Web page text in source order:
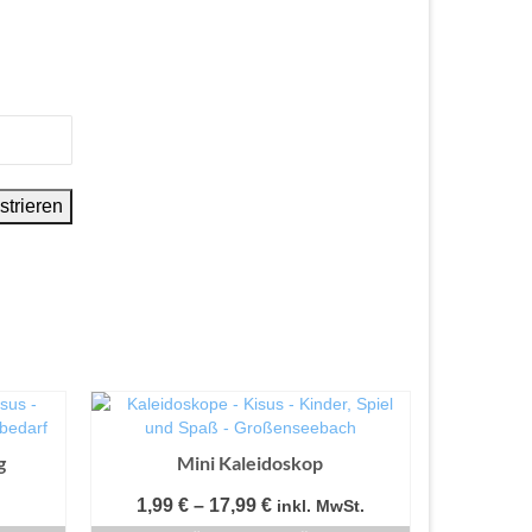
Mini Kaleidoskop
1,99 € – 17,99 €Preisspanne:
inkl. MwSt.